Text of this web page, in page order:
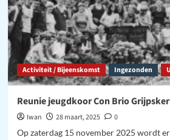
Activiteit / Bijeenskomst Ingezonden
Reunie jeugdkoor Con Brio
Iwan 28 maart, 2025
0
Op zaterdag 15 november 2025 wordt